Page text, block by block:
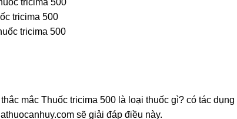
tricima 500
tricima 500
mắc Thuốc tricima 500 là loại thuốc gì? có tác
sẽ giải đáp điều này.